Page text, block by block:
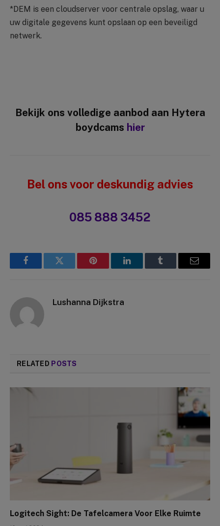
*DEM is een cloudserver voor centrale opslag, waar u
uw digitale gegevens kunt opslaan op een beveiligd
netwerk.
Bekijk ons volledige aanbod aan Hytera
boydcams hier
Bel ons voor deskundig advies
085 888 3452
FacebookTwitter Pinterest LinkedInTumblr Email
Lushanna Dijkstra
RELATED POSTS
Logitech Sight: De Tafelcamera Voor Elke Ruimte